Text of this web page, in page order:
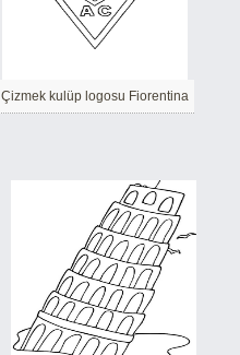
Çizmek kulüp logosu Fiorentina